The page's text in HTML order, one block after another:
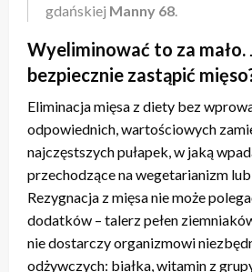
gdańskiej Manny 68.
Wyeliminować to za mało.
bezpiecznie zastąpić
Eliminacja mięsa z diety bez
odpowiednich, wartościowych
najczęstszych pułapek, w jaką
przechodzące na wegetarianizm
Rezygnacja z mięsa nie może
dodatków – talerz pełen
nie dostarczy organizmowi
odżywczych: białka, witamin z